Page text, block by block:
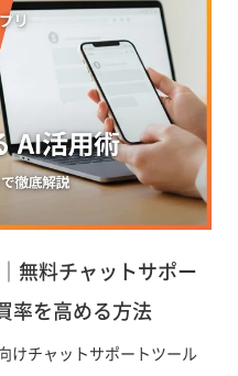
無料チャットサポー
率を高める方法
けチャットサポートツール